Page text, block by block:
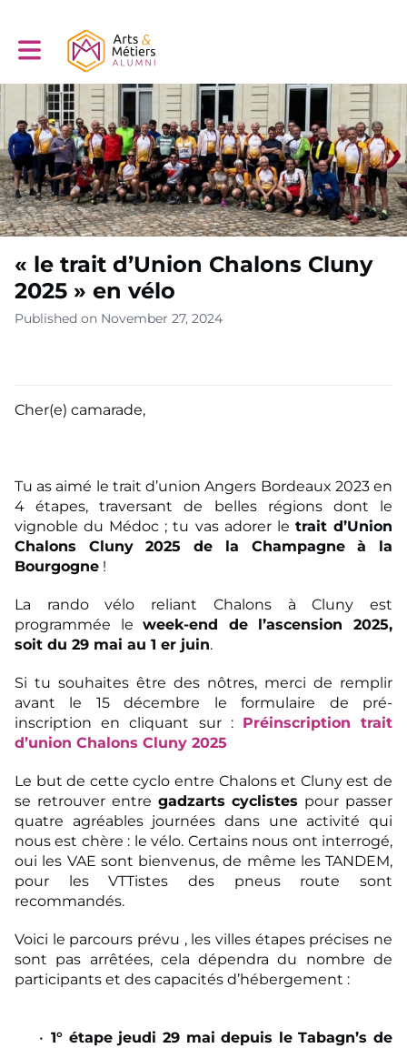
Toggle main navigation
« le trait d’Union Chalons Cluny
2025 » en vélo
Published on November 27, 2024
Cher(e) camarade,
Tu as aimé le trait d’union Angers Bordeaux 2023 en
4 étapes, traversant de belles régions dont le
vignoble du Médoc ; tu vas adorer le trait d’Union
Chalons Cluny 2025 de la Champagne à la
Bourgogne !
La rando vélo reliant Chalons à Cluny est
programmée leweek-end de l’ascension 2025,
soit du 29 mai au 1 er juin.
Si tu souhaites être des nôtres, merci de remplir
avant le 15 décembre le formulaire de pré-
inscription en cliquant sur : Préinscription trait
d’union Chalons Cluny 2025
Le but de cette cyclo entre Chalons et Cluny est de
se retrouver entre gadzarts cyclistes pour passer
quatre agréables journées dans une activité qui
nous est chère : le vélo. Certains nous ont interrogé,
oui les VAE sont bienvenus, de même les TANDEM,
pour les VTTistes des pneus route sont
recommandés.
Voici le parcours prévu , les villes étapes précises ne
sont pas arrêtées, cela dépendra du nombre de
participants et des capacités d’hébergement :
1° étape jeudi 29 mai depuis le Tabagn’s de